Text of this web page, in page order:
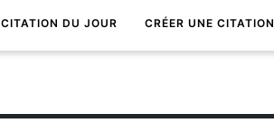
CITATION DU JOUR CRÉER UNE CITATION